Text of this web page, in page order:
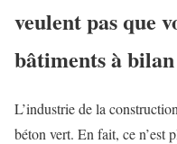
veulent pas que
bâtiments à
L’industrie de la
béton vert. En fait, ce n’est